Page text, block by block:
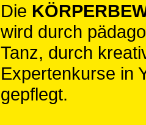
Die
wird durch
Tanz, durch
Expertenkurse in
gepflegt.